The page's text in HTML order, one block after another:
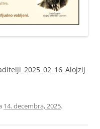
14. decembra, 2025.